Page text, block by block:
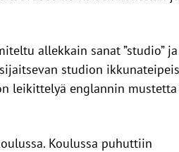
allekkain sanat ”studio” ja
sijaitsevan studion
leikittelyä englannin mustetta
Koulussa puhuttiin